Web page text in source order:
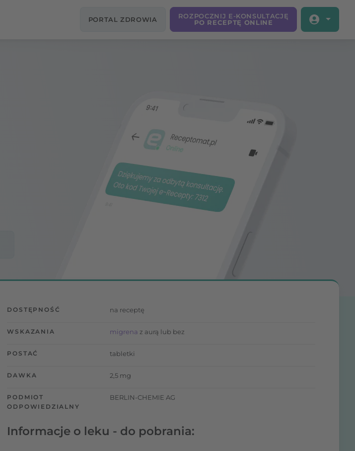
PORTAL ZDROWIA
ROZPOCZNIJ E-KONSULTACJĘ
PO RECEPTĘ ONLINE
DOSTĘPNOŚĆ na receptę
WSKAZANIA migrena z aurą lub bez
POSTAĆ tabletki
DAWKA 2,5 mg
PODMIOT
ODPOWIEDZIALNY
BERLIN-CHEMIE AG
Informacje o leku - do pobrania: